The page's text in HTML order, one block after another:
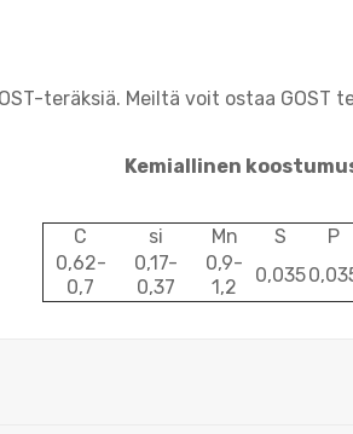
teräksiä. Meiltä voit ostaa
Kemiallinen
C si Mn S P
0,62-
0,7
0,17-
0,37
0,9-
1,2
0,035